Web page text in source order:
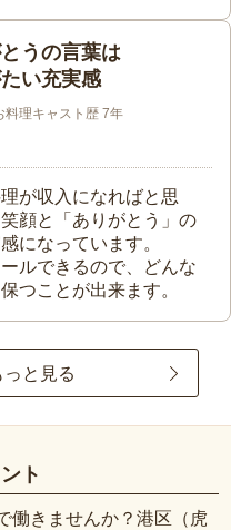
うの言葉は
い充実感
料理キャスト歴 7年
が収入になればと思
顔と「ありがとう」の
になっています。
ルできるので、どんな
つことが出来ます。
と見る
ト
働きませんか？港区（虎